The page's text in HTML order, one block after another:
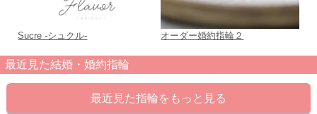
Sucre -シュクル- オーダー婚約指輪２
最近見た結婚・婚約指輪
最近見た指輪をもっと見る